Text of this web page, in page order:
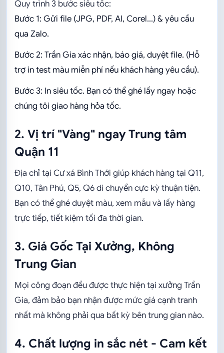
Quy trình 3 bước siêu tốc:
Bước 1: Gửi file (JPG, PDF, AI, Corel...) & yêu cầu
qua Zalo.
Bước 2: Trần Gia xác nhận, báo giá, duyệt file. (Hỗ
trợ in test màu miễn phí nếu khách hàng yêu cầu).
Bước 3: In siêu tốc. Bạn có thể ghé lấy ngay hoặc
chúng tôi giao hàng hỏa tốc.
2. Vị trí "Vàng" ngay Trung tâm
Quận 11
Địa chỉ tại Cư xá Bình Thới giúp khách hàng tại Q11,
Q10, Tân Phú, Q5, Q6 di chuyển cực kỳ thuận tiện.
Bạn có thể ghé duyệt màu, xem mẫu và lấy hàng
trực tiếp, tiết kiệm tối đa thời gian.
3. Giá Gốc Tại Xưởng, Không
Trung Gian
Mọi công đoạn đều được thực hiện tại xưởng Trần
Gia, đảm bảo bạn nhận được mức giá cạnh tranh
nhất mà không phải qua bất kỳ bên trung gian nào.
4. Chất lượng in sắc nét - Cam kết